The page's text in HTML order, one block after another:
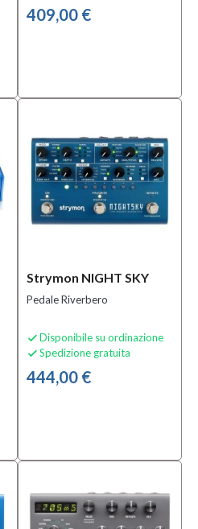
409,00 €
Strymon NIGHT SKY
Pedale Riverbero
 Disponibile su ordinazione
 Spedizione gratuita
444,00 €